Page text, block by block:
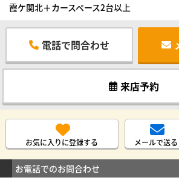
霞ケ関北＋カースペース2台以上
電話で問合わせ
来店予約
お気に入りに登録する メールで送る
お電話でのお問合わせ